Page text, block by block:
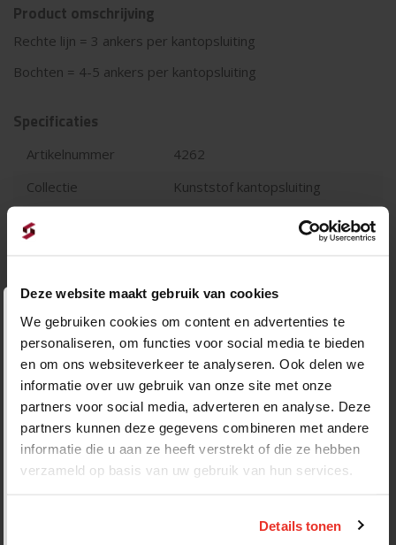
Deze website maakt gebruik van cookies
We gebruiken cookies om content en advertenties te
personaliseren, om functies voor social media te bieden
en om ons websiteverkeer te analyseren. Ook delen we
informatie over uw gebruik van onze site met onze
partners voor social media, adverteren en analyse. Deze
partners kunnen deze gegevens combineren met andere
informatie die u aan ze heeft verstrekt of die ze hebben
verzameld op basis van uw gebruik van hun services.
Details tonen
Product omschrijving
Rechte lijn = 3 ankers per kantopsluiting
Bochten = 4-5 ankers per kantopsluiting
Specificaties
Artikelnummer
4262
Collectie
Kunststof kantopsluiting
Stuks per st
Openingstijden tijdens vakantie
Let op. i.v.m. de vakantie hanteren wij andere
openingstijden.
Week 30 | 20 t/m 26 juli
𝘔𝘢𝘢𝘯𝘥𝘢𝘨 𝘵/𝘮 𝘻𝘢𝘵𝘦𝘳𝘥𝘢𝘨 𝘨𝘦𝘰𝘱𝘦𝘯𝘥 𝘷𝘢𝘯 08.00 𝘵𝘰𝘵